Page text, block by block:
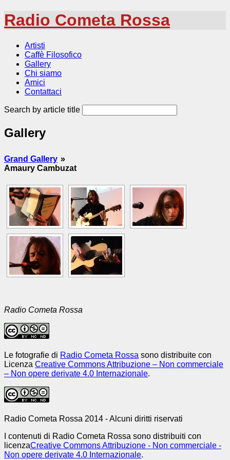
Radio Cometa Rossa
Artisti
Caffè Filosofico
Gallery
Chi siamo
Amici
Contattaci
Search by article title
Gallery
Grand Gallery »
Amaury Cambuzat
Radio Cometa Rossa
Le fotografie di Radio Cometa Rossa sono distribuite con
Licenza Creative Commons Attribuzione – Non commerciale
– Non opere derivate 4.0 Internazionale.
Radio Cometa Rossa 2014 - Alcuni diritti riservati
I contenuti di Radio Cometa Rossa sono distribuiti con
licenzaCreative Commons Attribuzione - Non commerciale -
Non opere derivate 4.0 Internazionale.